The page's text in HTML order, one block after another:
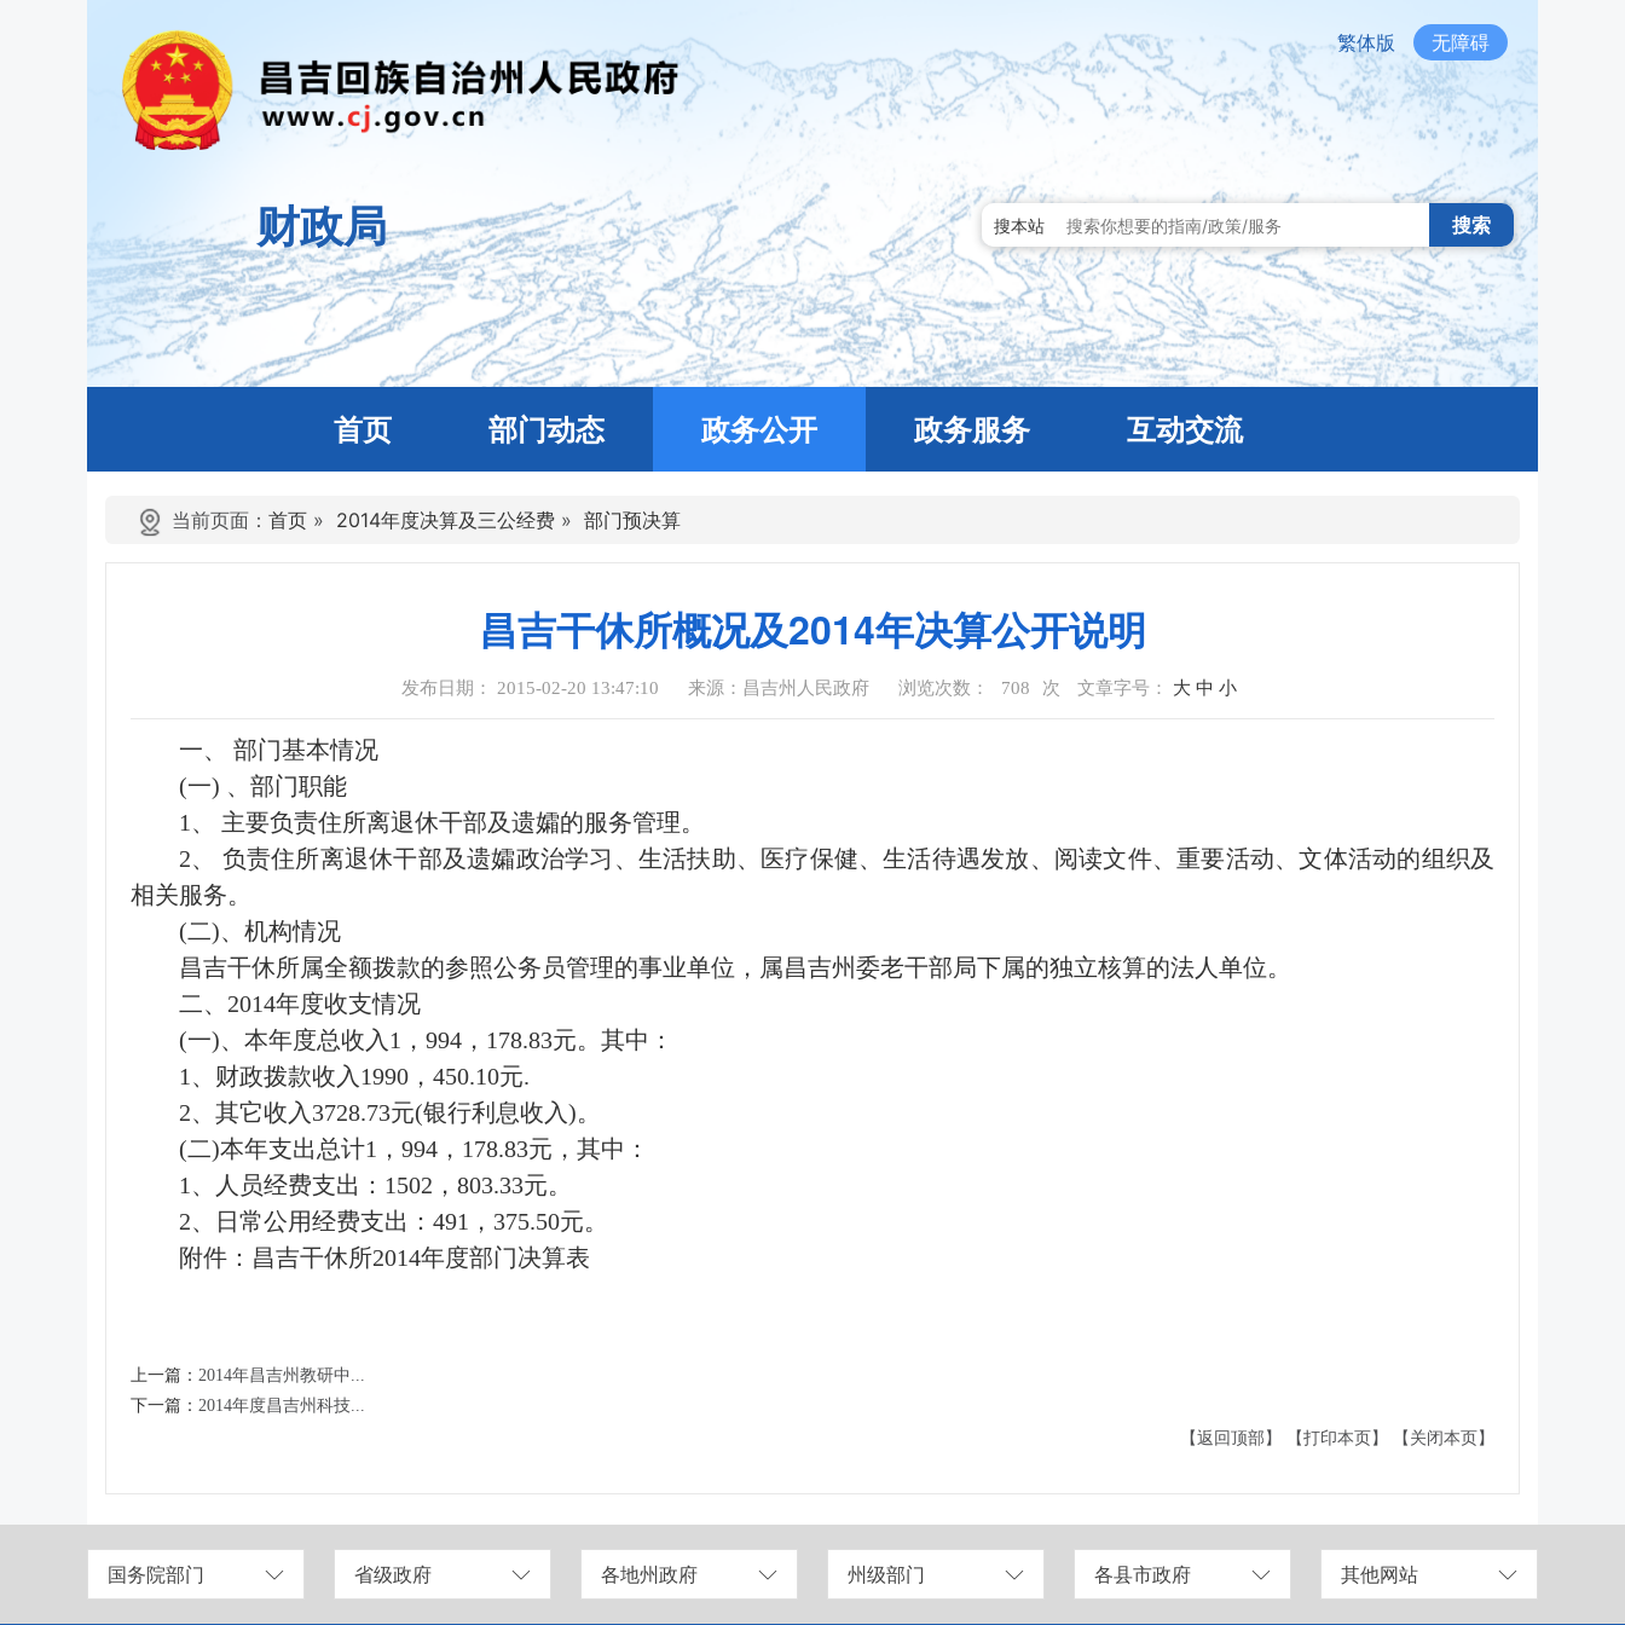
繁体版 无障碍
财政局 搜本站 搜索
首页 部门动态 政务公开 政务服务 互动交流
当前页面： 首页 » 2014年度决算及三公经费 » 部门预决算
昌吉干休所概况及2014年决算公开说明
发布日期： 2015-02-20 13:47:10 来源：昌吉州人民政府 浏览次数： 708 次 文章字号： 大 中 小
一、 部门基本情况
(一) 、部门职能
1、 主要负责住所离退休干部及遗孀的服务管理。
2、 负责住所离退休干部及遗孀政治学习、生活扶助、医疗保健、生活待遇发放、阅读文件、重要活动、文体活动的组织及
相关服务。
(二)、机构情况
昌吉干休所属全额拨款的参照公务员管理的事业单位，属昌吉州委老干部局下属的独立核算的法人单位。
二、2014年度收支情况
(一)、本年度总收入1，994，178.83元。其中：
1、财政拨款收入1990，450.10元.
2、其它收入3728.73元(银行利息收入)。
(二)本年支出总计1，994，178.83元，其中：
1、人员经费支出：1502，803.33元。
2、日常公用经费支出：491，375.50元。
附件： 昌吉干休所2014年度部门决算表
上一篇： 2014年昌吉州教研中...
下一篇： 2014年度昌吉州科技...
【返回顶部】
【打印本页】 【关闭本页】
国务院部门 省级政府 各地州政府 州级部门 各县市政府 其他网站